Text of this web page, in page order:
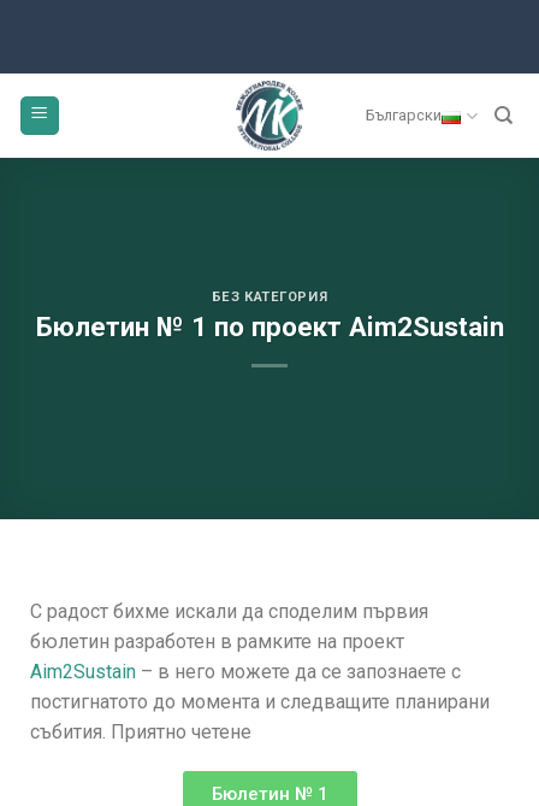
Български
БЕЗ КАТЕГОРИЯ
Бюлетин № 1 по проект Aim2Sustain
С радост бихме искали да споделим първия
бюлетин разработен в рамките на проект
Aim2Sustain – в него можете да се запознаете с
постигнатото до момента и следващите планирани
събития. Приятно четене
Бюлетин № 1